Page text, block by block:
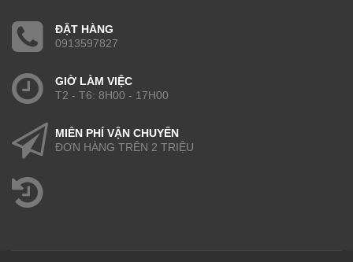
ĐẶT HÀNG
0913597827
GIỜ LÀM VIỆC
T2 - T6: 8H00 - 17H00
MIỄN PHÍ VẬN CHUYỂN
ĐƠN HÀNG TRÊN 2 TRIỆU